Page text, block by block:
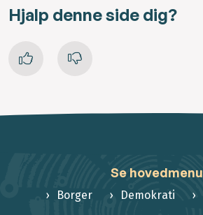
Hjalp denne side dig?
Se hovedmenu
Borger Demokrati